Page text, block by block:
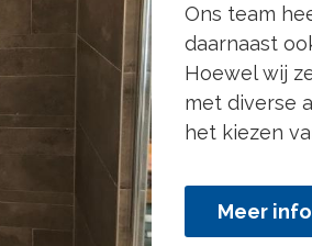
Ons team
daarnaast
Hoewel wij
met diverse
het kiezen
Meer